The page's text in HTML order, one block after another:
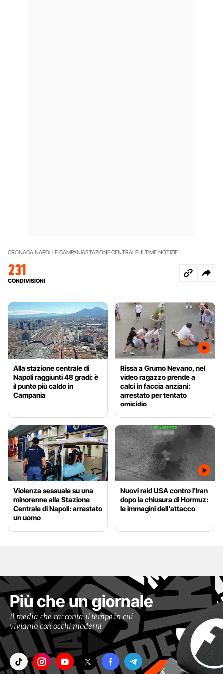
CRONACA NAPOLI E CAMPANIASTAZIONE CENTRALEULTIME NOTIZIE
231
CONDIVISIONI
Alla stazione centrale di
Napoli raggiunti 48 gradi: è
il punto più caldo in
Campania
Rissa a Grumo Nevano, nel
video ragazzo prende a
calci in faccia anziani:
arrestato per tentato
omicidio
Violenza sessuale su una
minorenne alla Stazione
Centrale di Napoli: arrestato
un uomo
Nuovi raid USA contro l'Iran
dopo la chiusura di Hormuz:
le immagini dell'attacco
Più che un giornale
Il media che racconta il tempo in cui
viviamo con occhi moderni